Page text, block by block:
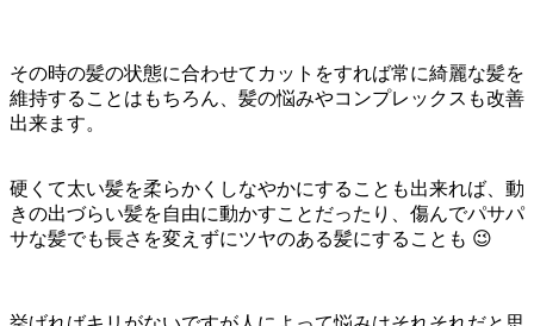
その時の髪の状態に合わせてカットをすれば常に綺麗な髪を
維持することはもちろん、髪の悩みやコンプレックスも改善
出来ます。
硬くて太い髪を柔らかくしなやかにすることも出来れば、動
きの出づらい髪を自由に動かすことだったり、傷んでパサパ
サな髪でも長さを変えずにツヤのある髪にすることも 😉